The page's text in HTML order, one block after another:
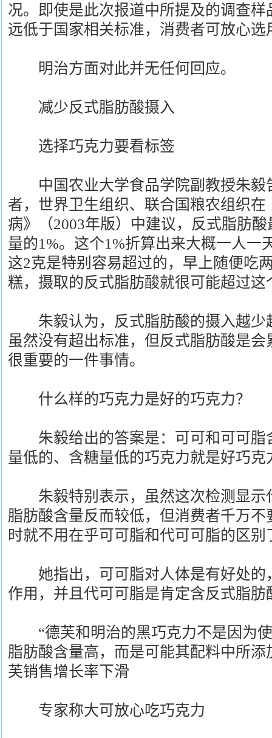
况。即使是此次报道中所提及的调查
远低于国家相关标准，消费者可放心选
明治方面对此并无任何回应。
减少反式脂肪酸摄入
选择巧克力要看标签
中国农业大学食品学院副教授朱毅
者，世界卫生组织、联合国粮农组织
病》（2003年版）中建议，反式脂肪
量的1%。这个1%折算出来大概一人一
这2克是特别容易超过的，早上随便吃
糕，摄取的反式脂肪酸就很可能超过这
朱毅认为，反式脂肪酸的摄入越少
虽然没有超出标准，但反式脂肪酸是
很重要的一件事情。
什么样的巧克力是好的巧克力？
朱毅给出的答案是：可可和可可脂
量低的、含糖量低的巧克力就是好巧克
朱毅特别表示，虽然这次检测显示
脂肪酸含量反而较低，但消费者千万
时就不用在乎可可脂和代可可脂的区别
她指出，可可脂对人体是有好处的
作用，并且代可可脂是肯定含反式脂肪
“德芙和明治的黑巧克力不是因为使
脂肪酸含量高，而是可能其配料中所添
芙销售增长率下滑
专家称大可放心吃巧克力